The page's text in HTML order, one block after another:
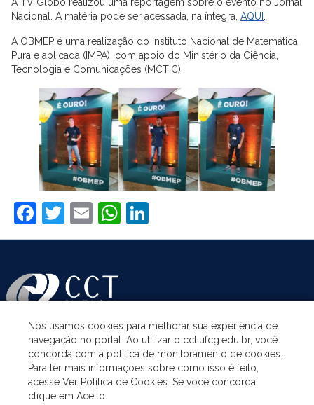
Nacional. A matéria pode ser acessada, na íntegra, AQUI
A OBMEP é uma realização do Instituto Nacional de Matemática
Pura e aplicada (IMPA), com apoio do Ministério da Ciência,
Tecnologia e Comunicações (MCTIC).
Facebook
Twitter
EmailWhatsApp
ASSUNTOS
ACESSO À INFORMAÇÃO
Nós usamos cookies para melhorar sua experiência de
navegação no portal. Ao utilizar o cct.ufcg.edu.br, você
concorda com a política de monitoramento de cookies.
Para ter mais informações sobre como isso é feito,
acesse Ver Política de Cookies. Se você concorda,
clique em Aceito.